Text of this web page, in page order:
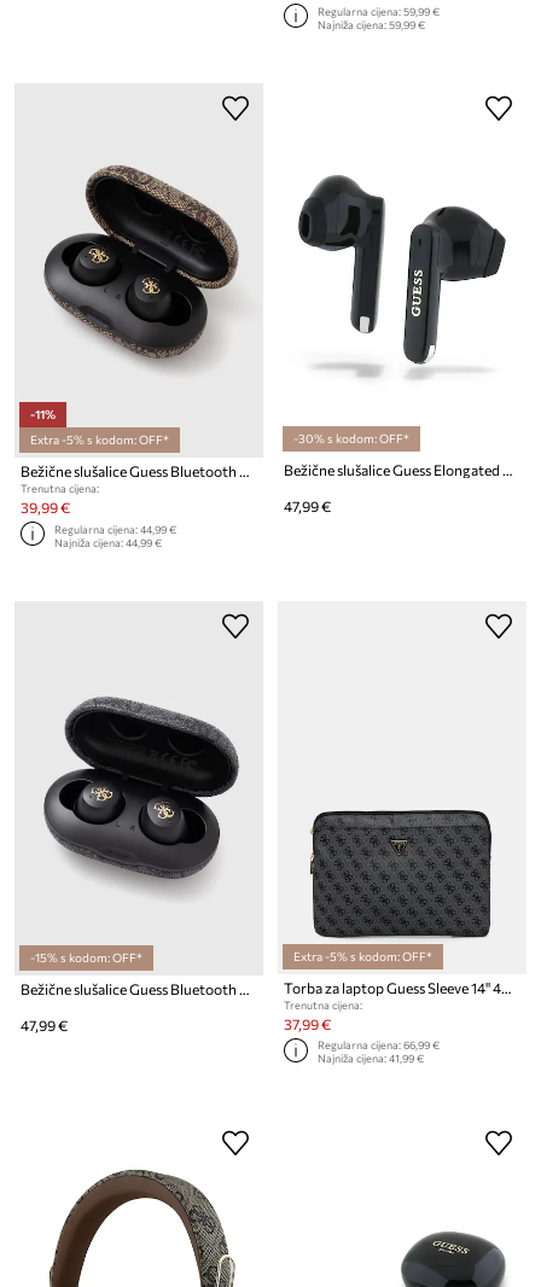
Regularna cijena:59,99 €
Najniža cijena:59,99 €
-11%
Extra -5% s kodom: OFF*
Bežične slušalice Guess Bluetooth 4G Metal ENC
Trenutna cijena:
39,99 €
Regularna cijena:44,99 €
Najniža cijena:44,99 €
-30% s kodom: OFF*
47,99 €
-15% s kodom: OFF*
Bežične slušalice Guess Bluetooth 4G Metal ENC
47,99 €
Extra -5% s kodom: OFF*
Trenutna cijena:
37,99 €
Regularna cijena:66,99 €
Najniža cijena:41,99 €